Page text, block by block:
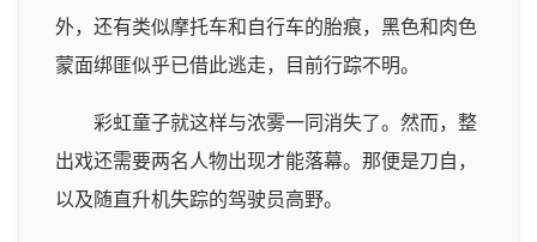
外，还有类似摩托车和自行车的胎痕，黑色和肉色
蒙面绑匪似乎已借此逃走，目前行踪不明。
彩虹童子就这样与浓雾一同消失了。然而，整
出戏还需要两名人物出现才能落幕。那便是刀自，
以及随直升机失踪的驾驶员高野。